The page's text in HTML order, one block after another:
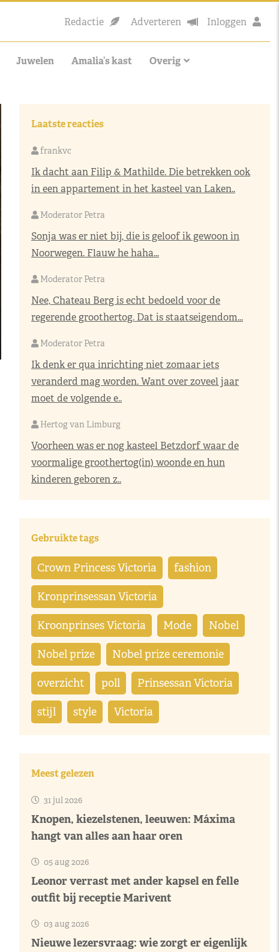
Redactie Adverteren Inloggen
Juwelen Amalia’s kast Overig
Laatste reacties
frankvc
Ik dacht aan Filip & Mathilde. Die betrekken ook
in een appartement in het kasteel van Laken..
Moderator Petra
Sonja was er niet bij, die is geloof ik gewoon in
Noorwegen. Flauw he haha...
Moderator Petra
Nee, Chateau Berg is echt bedoeld voor de
regerende groothertog. Dat is staatseigendom...
Moderator Petra
Ik denk er qua inrichting niet zomaar iets
veranderd mag worden. Want over zoveel jaar
moet de volgende e..
Hertog van Limburg
Voorheen was er nog kasteel Betzdorf waar de
voormalige groothertog(in) woonde en hun
kinderen geboren z..
Gebruikte tags
Crown Princess Victoria fashion
Kronprinsessan Victoria
Kroonprinses Victoria Mode Nobel
Nobel prize Nobel prize ceremonie
overzicht poll Prinsessan Victoria
stijl style Victoria
Meest gelezen
31 jul 2026
Knopen, kiezelstenen, leeuwen: Máxima
hangt van alles aan haar oren
05 aug 2026
Leonor verrast met ander kapsel en felle
outfit bij receptie Marivent
03 aug 2026
Nieuwe lezersvraag: wie zorgt er eigenlijk